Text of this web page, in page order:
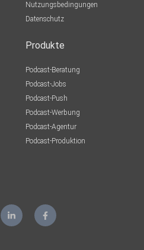
Nutzungsbedingungen
Datenschutz
Produkte
Podcast-Beratung
Podcast-Jobs
Podcast-Push
Podcast-Werbung
Podcast-Agentur
Podcast-Produktion